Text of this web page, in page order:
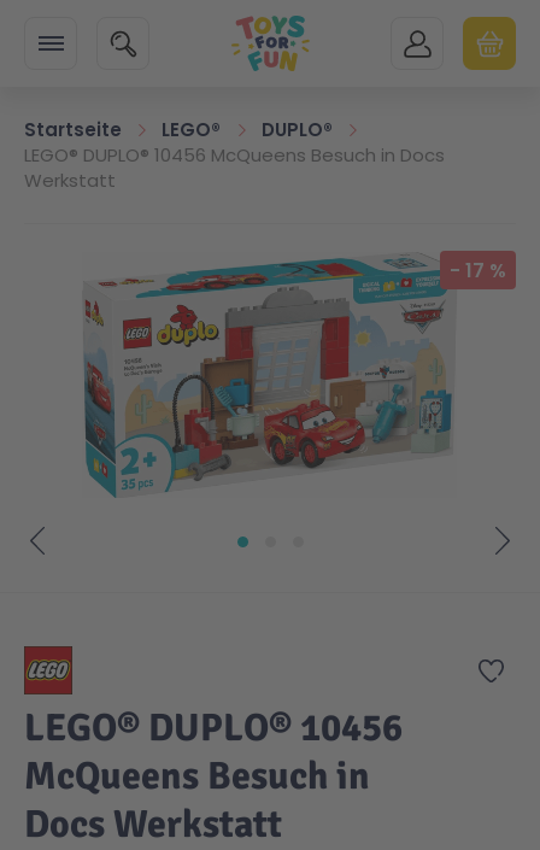
SUCHE MEIN KONTO
Startseite LEGO®
DUPLO®
LEGO® DUPLO® 10456 McQueens Besuch in Docs
Werkstatt
Zum Ende der Bildgalerie springen - 17 %
Zur
LEGO® DUPLO® 10456
McQueens Besuch in
Docs Werkstatt